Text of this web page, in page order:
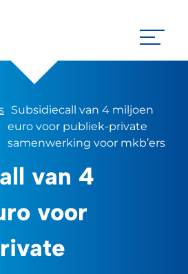
Subsidiecall van 4 miljoen
euro voor publiek-private
samenwerking voor mkb’ers
van 4
voor